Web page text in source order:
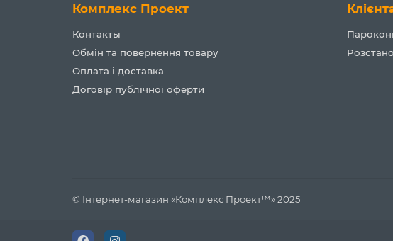
Комплекс Проект
Контакты
Обмін та повернення товару
Оплата і доставка
Договір публічної оферти
© Інтернет-магазин «Комплекс Проект™» 2025